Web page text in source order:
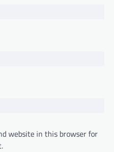
website in this browser for